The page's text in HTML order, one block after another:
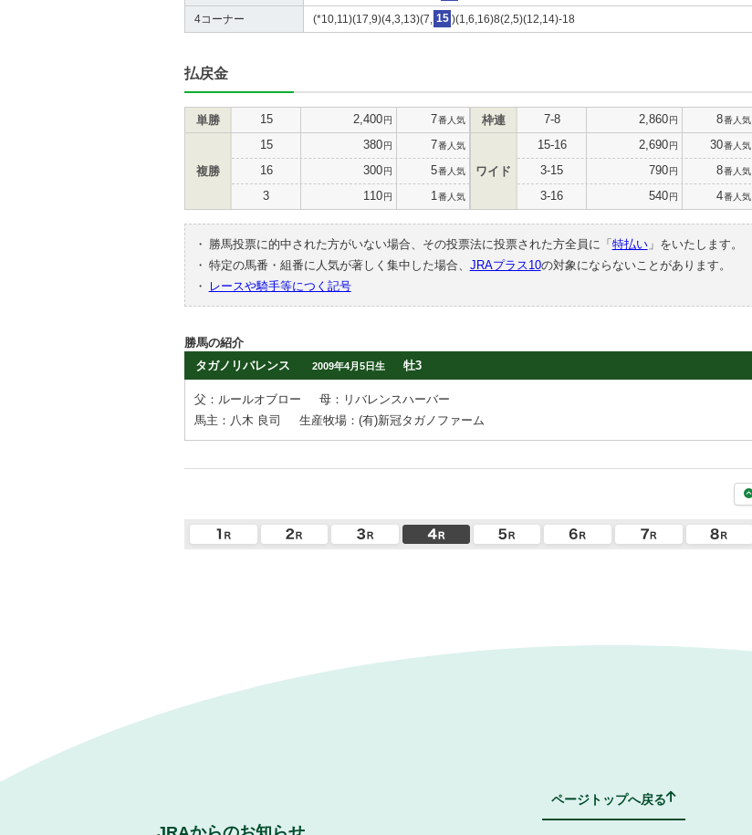
4コーナー (*10,11)(17,9)(4,3,13)(7, 15 )(1,6,16)8(2,5)(12,14)-18
払戻金
単勝 15 2,400円 7番人気
複勝
15 380円 7番人気
16 300円 5番人気
3 110円 1 番人気
枠連 7-8 2,860円 8番人気
ワイド
15-16 2,690円 30番人気
3-15 790円 8番人気
3-16 540円 4番人気
・ 勝馬投票に的中された方がいない場合、その投票法に投票された方全員に「 特払い」をいたします。
・ 特定の馬番・組番に人気が著しく集中した場合、 JRAプラス10の対象にならないことがあります。
・
レースや騎手等につく記号
勝馬の紹介
タガノリバレンス
2009年4月5日生 牡3
父：ルールオブロー
母：リバレンスハーバー
馬主：八木 良司
生産牧場：(有)新冠タガノファーム
ページトップへ戻る